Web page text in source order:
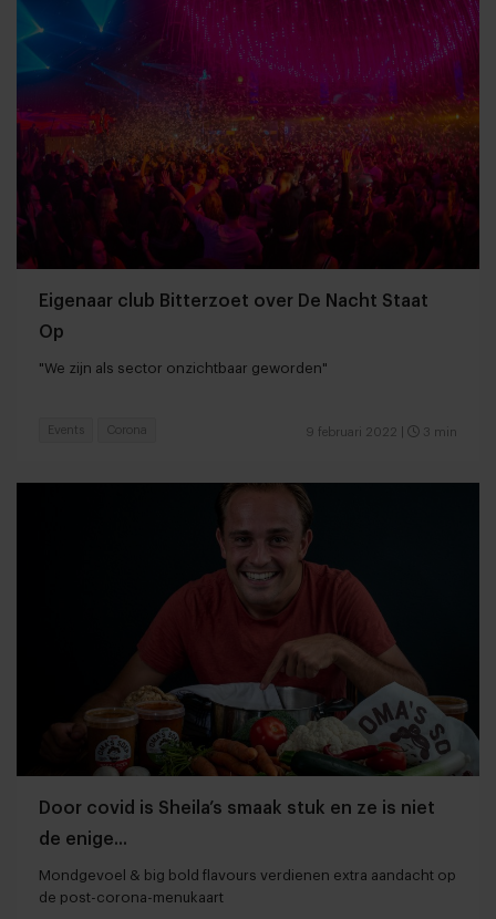
Eigenaar club Bitterzoet over De Nacht Staat
Op
"We zijn als sector onzichtbaar geworden"
9 februari 2022 3 min
Events Corona
Door covid is Sheila’s smaak stuk en ze is niet
de enige...
Mondgevoel & big bold flavours verdienen extra aandacht op
de post-corona-menukaart